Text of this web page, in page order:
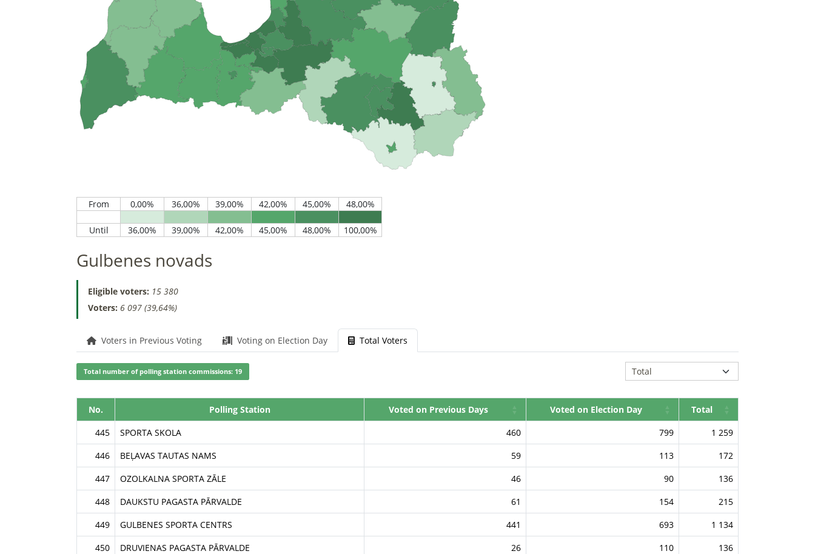
Gulbenes novads
Eligible voters: 15 380
Voters: 6 097 (39,64%)
Voters in Previous Voting Voting on Election Day Total Voters
Total number of polling station commissions: 19
No. Polling Station Voted on Previous Days Voted on Election Day
Total
445
SPORTA SKOLA 460 799
1 259
446
BEĻAVAS TAUTAS NAMS 59 113
172
447
OZOLKALNA SPORTA ZĀLE 46 90
136
448
DAUKSTU PAGASTA PĀRVALDE 61 154
215
449
GULBENES SPORTA CENTRS 441 693
1 134
450
DRUVIENAS PAGASTA PĀRVALDE 26 110
136